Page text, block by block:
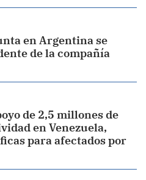
en Argentina se
de la compañía
de 2,5 millones de
en Venezuela,
para afectados por